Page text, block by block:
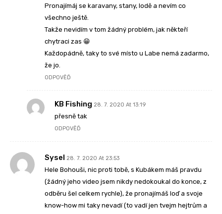
Pronajímáj se karavany, stany, lodě a nevím co
všechno ještě.
Takže nevidím v tom žádný problém, jak někteří
chytraci zas 😁
Každopádně, taky to své místo u Labe nemá zadarmo,
že jo.
ODPOVĚĎ
KB Fishing 28. 7. 2020 At 13:19
přesně tak
ODPOVĚĎ
Sysel 28. 7. 2020 At 23:53
Hele Bohouši, nic proti tobě, s Kubákem máš pravdu
(žádný jeho video jsem nikdy nedokoukal do konce, z
odběru šel celkem rychle), že pronajímáš loď a svoje
know-how mi taky nevadí (to vadí jen tvejm hejtrům a